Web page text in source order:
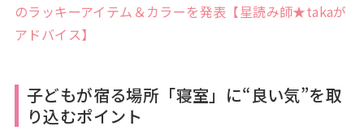
のラッキーアイテム＆カラーを発表【星読み師★takaが
アドバイス】
子どもが宿る場所「寝室」に“良い気”を取
り込むポイント